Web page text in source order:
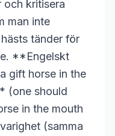
och kritisera
man inte
tänder för
**Engelskt
gift horse in the
(one should
in the mouth
(samma